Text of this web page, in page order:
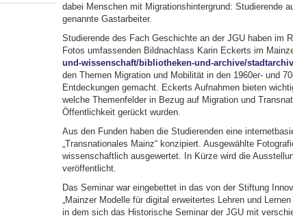
dabei Menschen mit Migrationshintergrund: Studierende
genannte Gastarbeiter.
Studierende des Fach Geschichte an der JGU haben im
Fotos umfassenden Bildnachlass Karin Eckerts im
und-wissenschaft/bibliotheken-und-archive/
den Themen Migration und Mobilität in den 1960er- und
Entdeckungen gemacht. Eckerts Aufnahmen bieten
welche Themenfelder in Bezug auf Migration und
Öffentlichkeit gerückt wurden.
Aus den Funden haben die Studierenden eine
„Transnationales Mainz“ konzipiert. Ausgewählte
wissenschaftlich ausgewertet. In Kürze wird die
veröffentlicht.
Das Seminar war eingebettet in das von der Stiftung
„Mainzer Modelle für digital erweitertes Lehren und Lernen
in dem sich das Historische Seminar der JGU mit